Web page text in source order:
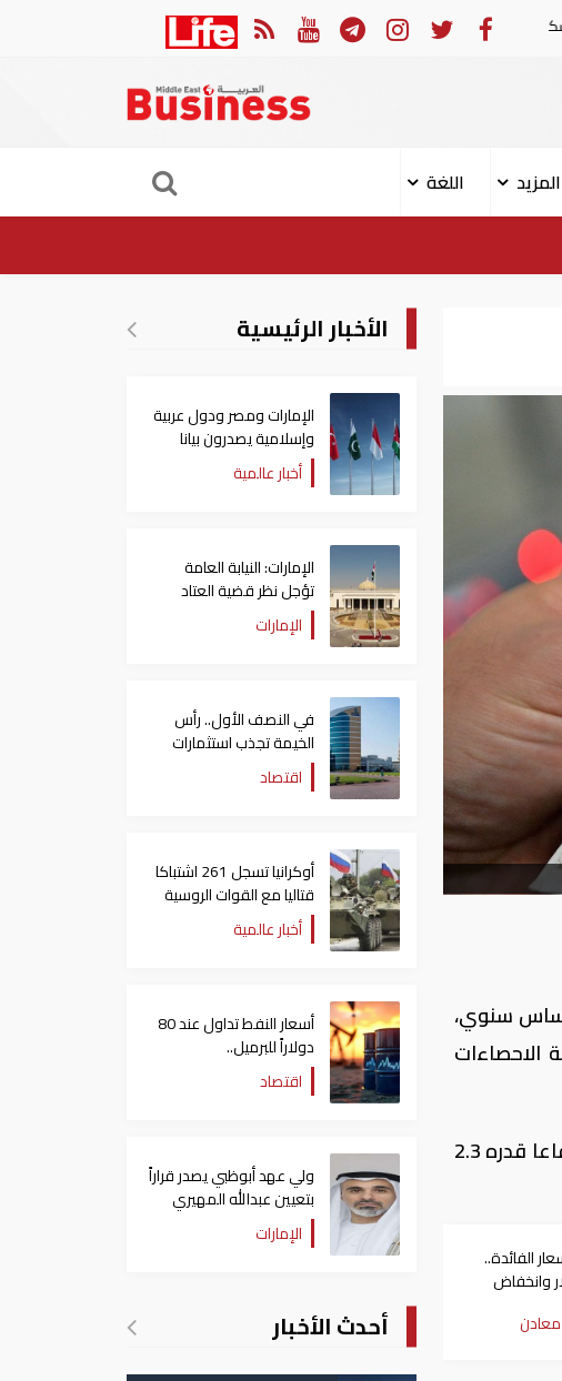
في النصف الأول.. رأس الخيمة تجذب استثمارات تتجاوز 771 مليون درهم
المزيد
اللغة
يناير إلى مستوى قياسي منخفض عند 2.2% على أساس سنوي،
الاحصاءات
وهذه الزيادة أصغر من توقعات محللين استطلعت رويترز آراءهم والذين توقعوا في المتوسط ارتفاعا قدره 2.3
الفائدة..
وانخفاض
الأخبار الرئيسية
الإمارات ومصر ودول عربية
وإسلامية يصدرون بيانا
مشتركا بشأن الانتهاكات
الإسرائيلية في غزة
أخبار عالمية
الإمارات: النيابة العامة
تؤجل نظر قضية العتاد
العسكري للسودان
الإمارات
في النصف الأول.. رأس
الخيمة تجذب استثمارات
تتجاوز 771 مليون درهماقتصاد
أوكرانيا تسجل 261 اشتباكا
قتاليا مع القوات الروسية
أخبار عالمية
أسعار النفط تداول عند 80
دولاراً للبرميل..
وتراجع الأسهم الأمريكية
اقتصاد
ولي عهد أبوظبي يصدر قراراً
بتعيين عبدالله المهيري
رئيسا لـ"أبوظبي للتراث"
الإمارات
أحدث الأخبار